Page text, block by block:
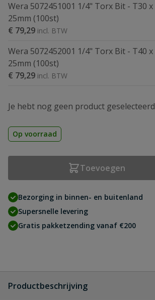
Wera 5072451001 1/4" Torx Bit - T30 x
25mm (100st)
€ 79,29
Wera 5072452001 1/4" Torx Bit - T40 x
25mm (100st)
€ 79,29
Je hebt nog geen product geselecteerd
Op voorraad
Toevoegen
Bezorging in binnen- en buitenland
Supersnelle levering
Gratis pakketzending vanaf €200
Productbeschrijving